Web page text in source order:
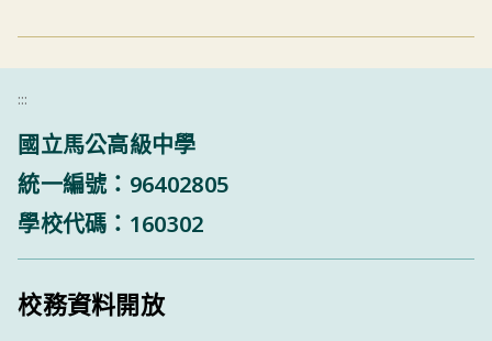
:::
國立馬公高級中學
統一編號：96402805
學校代碼：160302
校務資料開放